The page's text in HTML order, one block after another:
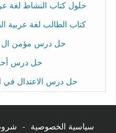
حلول كتاب النشاط لغة
كتاب الطالب لغة عربية الصف
حل درس مؤمن ال
حل درس
حل درس الاعتدال في
سياسية الخصوصية -